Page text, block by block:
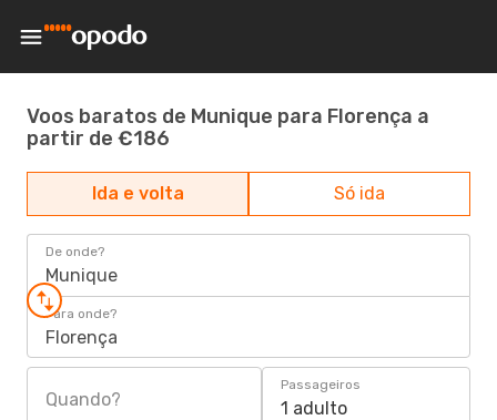
Voos baratos de Munique para Florença a
partir de €186
Ida e volta Só ida
De onde?
Munique
Para onde?
Florença
Quando?
Passageiros
1 adulto